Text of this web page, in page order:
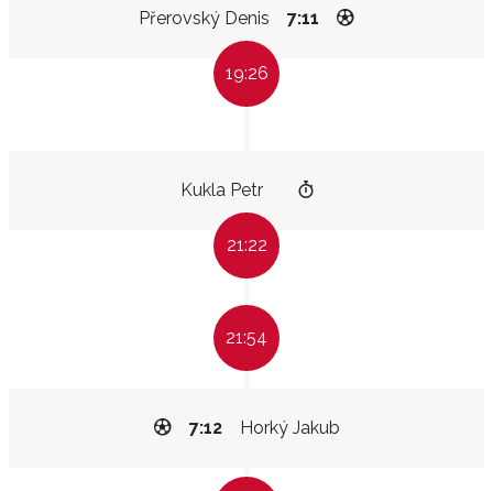
Přerovský Denis 7:11
19:26
Kukla Petr
21:22
21:54
Horký Jakub
7:12